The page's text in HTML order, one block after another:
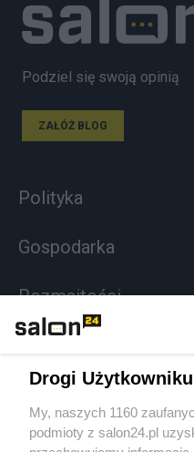
Podziel się swoją opinią
ZAŁÓŻ BLOG
Polityka
Gospodarka
Rozmaitości
Sport
Społeczeństwo
Drogi
My, naszych 1160
podmioty z salon24.pl